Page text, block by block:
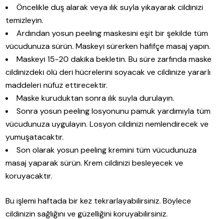
Öncelikle duş alarak veya ılık suyla yıkayarak cildinizi
temizleyin.
Ardından yosun peeling maskesini eşit bir şekilde tüm
vücudunuza sürün. Maskeyi sürerken hafifçe masaj yapın.
Maskeyi 15-20 dakika bekletin. Bu süre zarfında maske
cildinizdeki ölü deri hücrelerini soyacak ve cildinize yararlı
maddeleri nüfuz ettirecektir.
Maske kuruduktan sonra ılık suyla durulayın.
Sonra yosun peeling losyonunu pamuk yardımıyla tüm
vücudunuza uygulayın. Losyon cildinizi nemlendirecek ve
yumuşatacaktır.
Son olarak yosun peeling kremini tüm vücudunuza
masaj yaparak sürün. Krem cildinizi besleyecek ve
koruyacaktır.
Bu işlemi haftada bir kez tekrarlayabilirsiniz. Böylece
cildinizin sağlığını ve güzelliğini koruyabilirsiniz.